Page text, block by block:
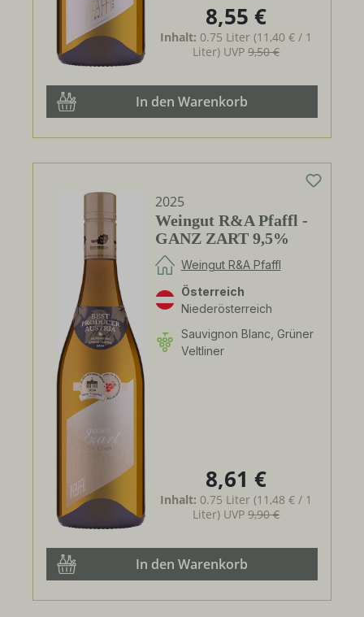
Regulärer Preis:
8,55 €
Inhalt: 0.75 Liter(11,40 € / 1
Liter) UVP9,50 €
In den Warenkorb
2025
Weingut R&A Pfaffl -
GANZ ZART 9,5%
Weingut R&A Pfaffl
Österreich
Niederösterreich
Sauvignon Blanc, Grüner
Veltliner
Regulärer Preis:
8,61 €
Inhalt: 0.75 Liter(11,48 € / 1
Liter) UVP9,90 €
In den Warenkorb